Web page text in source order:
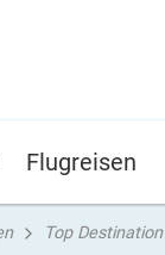
Flugreisen
Top Destination